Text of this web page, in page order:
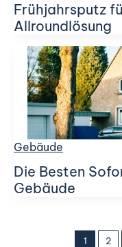
Frühjahrsputz
Allroundlösung
Gebäude
Die Besten
Gebäude
1 2